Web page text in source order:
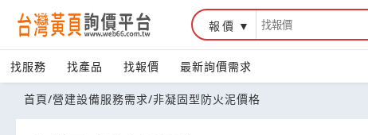
報價
找服務 找產品 找報價 最新詢價需求
首頁/營建設備服務需求/非凝固型防火泥價格